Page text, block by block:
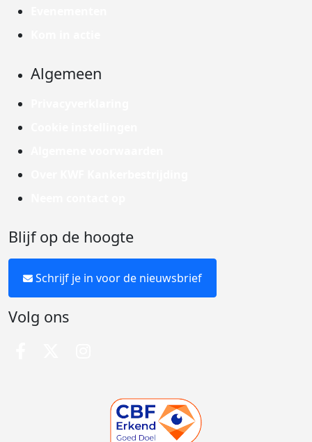
Algemeen
Blijf op de hoogte
Schrijf je in voor de nieuwsbrief
Volg ons